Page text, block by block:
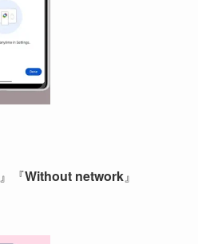
』『Without network』